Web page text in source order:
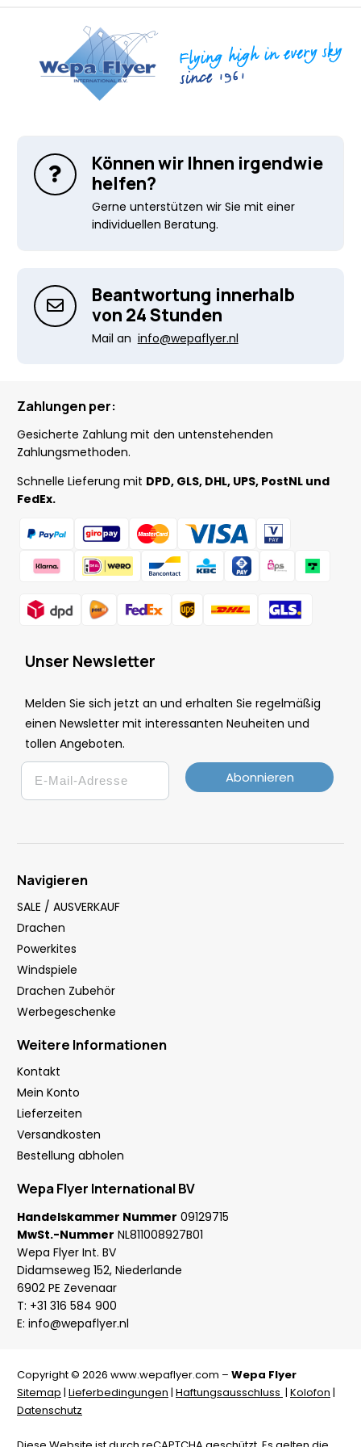
Können wir Ihnen irgendwie
helfen?
Gerne unterstützen wir Sie mit einer
individuellen Beratung.
Beantwortung innerhalb
von 24 Stunden
Mail an info@wepaflyer.nl
Zahlungen per:
Gesicherte Zahlung mit den untenstehenden
Zahlungsmethoden.
Schnelle Lieferung mit DPD, GLS, DHL, UPS, PostNL und
FedEx.
Unser Newsletter
Melden Sie sich jetzt an und erhalten Sie regelmäßig
einen Newsletter mit interessanten Neuheiten und
tollen Angeboten.
Email
Abonnieren
Navigieren
SALE / AUSVERKAUF
Drachen
Powerkites
Windspiele
Drachen Zubehör
Werbegeschenke
Weitere Informationen
Kontakt
Mein Konto
Lieferzeiten
Versandkosten
Bestellung abholen
Wepa Flyer International BV
Handelskammer Nummer 09129715
MwSt.-Nummer NL811008927B01
Wepa Flyer Int. BV
Didamseweg 152, Niederlande
6902 PE Zevenaar
T: +31 316 584 900
E: info@wepaflyer.nl
Copyright © 2026 www.wepaflyer.com – Wepa Flyer
Sitemap | Lieferbedingungen | Haftungsausschluss | Kolofon |
Datenschutz